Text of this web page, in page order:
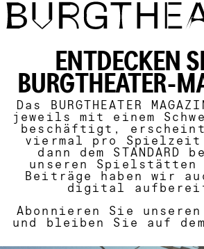
Direkt zum Inhalt
ENTDECKEN
BURGTHEATER-
Das BURGTHEATER
jeweils mit einem
beschäftigt,
viermal pro
dann dem STANDARD
unseren
Beiträge haben wir
digital
Abonnieren Sie unseren
und bleiben Sie auf